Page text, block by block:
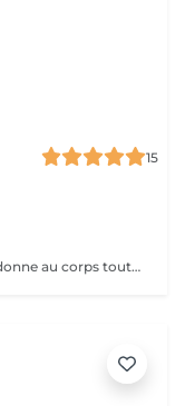
15
Un massage Deep tissue intense, qui redonne au corps toute sa souplesse. Pressions profondes et points ciblés travaillent en profondeur pour libérer les tensions les plus installées, améliorer la circulation et laisser une sensation de renouveau complet.